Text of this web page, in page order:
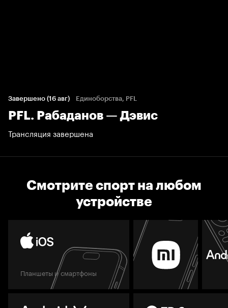
Завершено (16 авг) Единоборства, PFL
PFL. Рабаданов — Дэвис
Трансляция завершена
Смотрите спорт на любом
устройстве
Планшеты и смартфоны